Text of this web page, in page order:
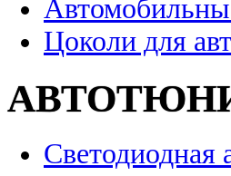
Цоколи для
Светодиодная